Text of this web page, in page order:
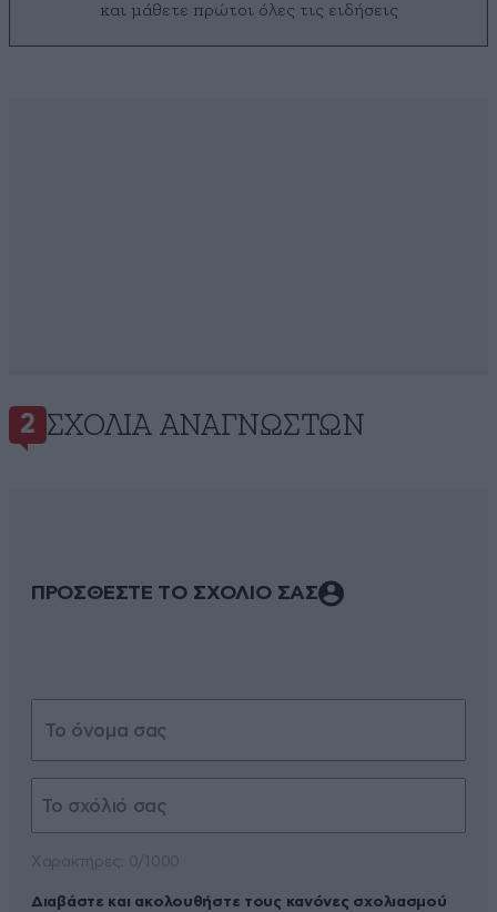
και μάθετε πρώτοι όλες τις ειδήσεις
2 ΣΧΌΛΙΑ ΑΝΑΓΝΩΣΤΏΝ
ΠΡΟΣΘΕΣΤΕ ΤΟ ΣΧΟΛΙΟ ΣΑΣ
Διαβάστε και ακολουθήστε τους κανόνες σχολιασμού